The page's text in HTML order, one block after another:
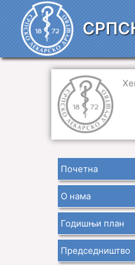
садржај
Почетна
О нама
Годишњи план
Председништво